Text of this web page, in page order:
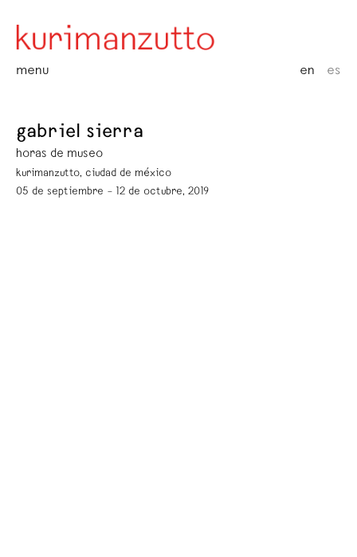
menu en es
gabriel sierra
horas de museo
kurimanzutto, ciudad de méxico
05 de septiembre – 12 de octubre, 2019